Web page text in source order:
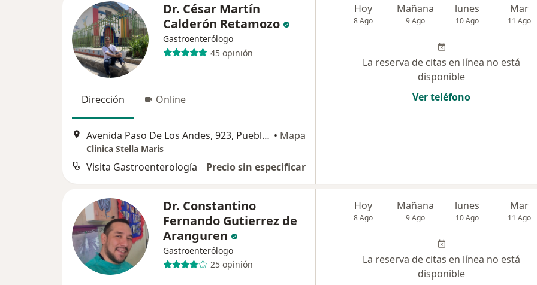
Dr. César Martín
Calderón Retamozo
Gastroenterólogo
45 opinión
Dirección Online
Avenida Paso De Los Andes, 923, Pueblo Libre • Mapa
Clinica Stella Maris
Visita Gastroenterología Precio sin especificar
Hoy
8 Ago
Mañana
9 Ago
lunes
10 Ago
Mar
11 Ago
La reserva de citas en línea no está
disponible
Ver teléfono
Dr. Constantino
Fernando Gutierrez de
Aranguren
Gastroenterólogo
25 opinión
Hoy
8 Ago
Mañana
9 Ago
lunes
10 Ago
Mar
11 Ago
La reserva de citas en línea no está
disponible